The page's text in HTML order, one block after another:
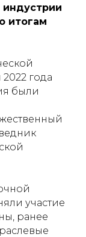
итогам
года
были
участие
ранее